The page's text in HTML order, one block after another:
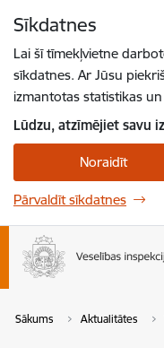
Sīkdatnes
Lai šī tīmekļvietne
sīkdatnes. Ar Jūsu
izmantotas statistikas
Lūdzu, atzīmējiet savu
Noraidīt
Pārvaldīt sīkdatnes
Sākums Aktualitātes